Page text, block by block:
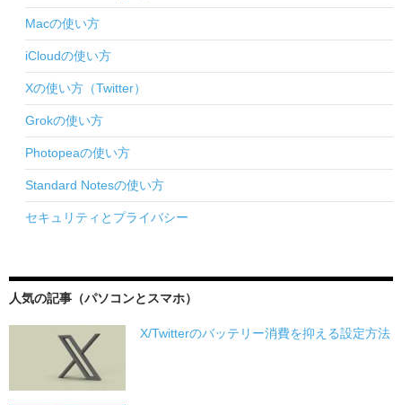
Macの使い方
iCloudの使い方
Xの使い方（Twitter）
Grokの使い方
Photopeaの使い方
Standard Notesの使い方
セキュリティとプライバシー
人気の記事（パソコンとスマホ）
X/Twitterのバッテリー消費を抑える設定方法